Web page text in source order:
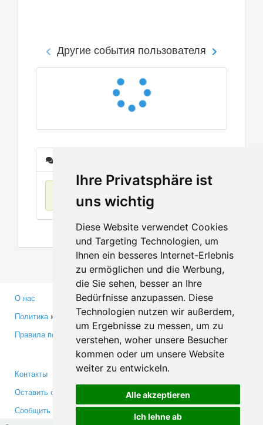
Ihre Privatsphäre ist
uns wichtig
Diese Website verwendet Cookies
und Targeting Technologien, um
Ihnen ein besseres Internet-Erlebnis
zu ermöglichen und die Werbung,
die Sie sehen, besser an Ihre
Bedürfnisse anzupassen. Diese
Technologien nutzen wir außerdem,
um Ergebnisse zu messen, um zu
verstehen, woher unsere Besucher
kommen oder um unsere Website
weiter zu entwickeln.
Alle akzeptieren
Ich lehne ab
Другие события пользователя
О нас
Политика конфиденциальности
Правила пользования
Партнерам
Инвесторам
Медиа
Контакты
Оставить отзыв
Сообщить об ошибке
Facebook
Twitter
YouTube